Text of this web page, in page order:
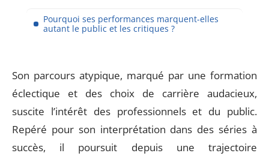
Pourquoi ses performances marquent-elles
autant le public et les critiques ?
Son parcours atypique, marqué par une formation
éclectique et des choix de carrière audacieux,
suscite l’intérêt des professionnels et du public.
Repéré pour son interprétation dans des séries à
succès, il poursuit depuis une trajectoire